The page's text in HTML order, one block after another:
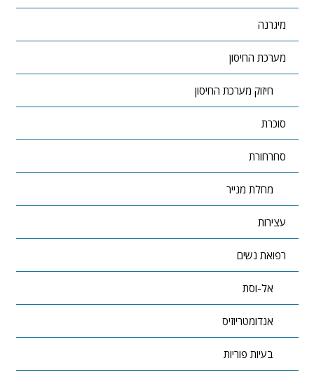
מיגרנה
מערכת החיסון
חיזוק מערכת החיסון
סוכרת
סחרחורת
מחלת מנייר
עצירות
רפואת נשים
אל-וסת
אנדומטריוזיס
בעיות פוריות